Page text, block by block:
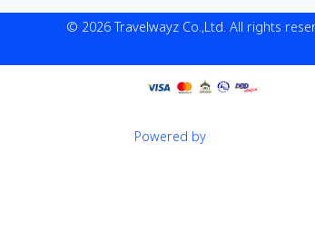
© 2026 Travelwayz Co.,Ltd. All rights
Powered by